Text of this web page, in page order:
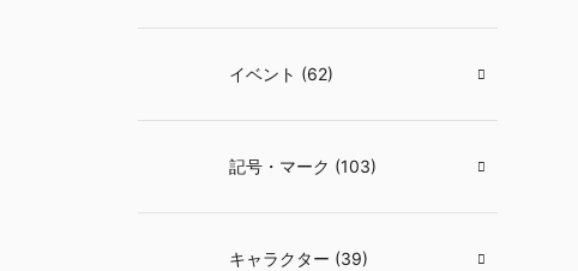
イベント (62)
記号・マーク (103)
キャラクター (39)